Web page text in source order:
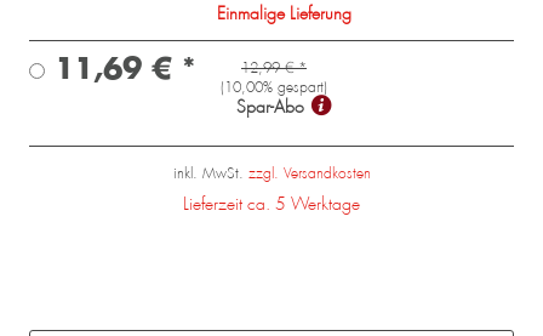
Einmalige Lieferung
11,69 € *
12,99 € *
(10,00% gespart)
Spar-Abo
inkl. MwSt. zzgl. Versandkosten
Lieferzeit ca. 5 Werktage